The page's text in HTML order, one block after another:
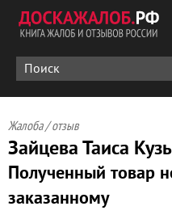
Жалоба / отзыв
Зайцева Таиса
Полученный товар
заказанному